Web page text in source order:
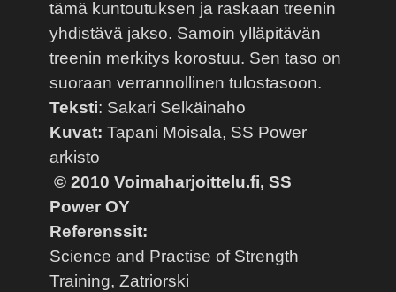
tämä kuntoutuksen ja raskaan treenin
yhdistävä jakso. Samoin ylläpitävän
treenin merkitys korostuu. Sen taso on
suoraan verrannollinen tulostasoon.
Teksti: Sakari Selkäinaho
Kuvat: Tapani Moisala, SS Power
arkisto
© 2010 Voimaharjoittelu.fi, SS
Power OY
Referenssit:
Science and Practise of Strength
Training, Zatriorski